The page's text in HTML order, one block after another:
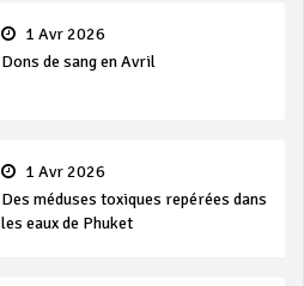
1 Avr 2026
Dons de sang en Avril
1 Avr 2026
Des méduses toxiques repérées dans
les eaux de Phuket